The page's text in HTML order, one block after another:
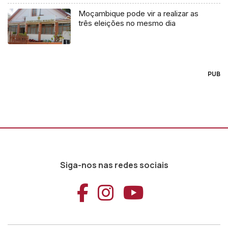
Moçambique pode vir a realizar as
três eleições no mesmo dia
PUB
Siga-nos nas redes sociais
Aceder ao
Aceder ao
Aceder